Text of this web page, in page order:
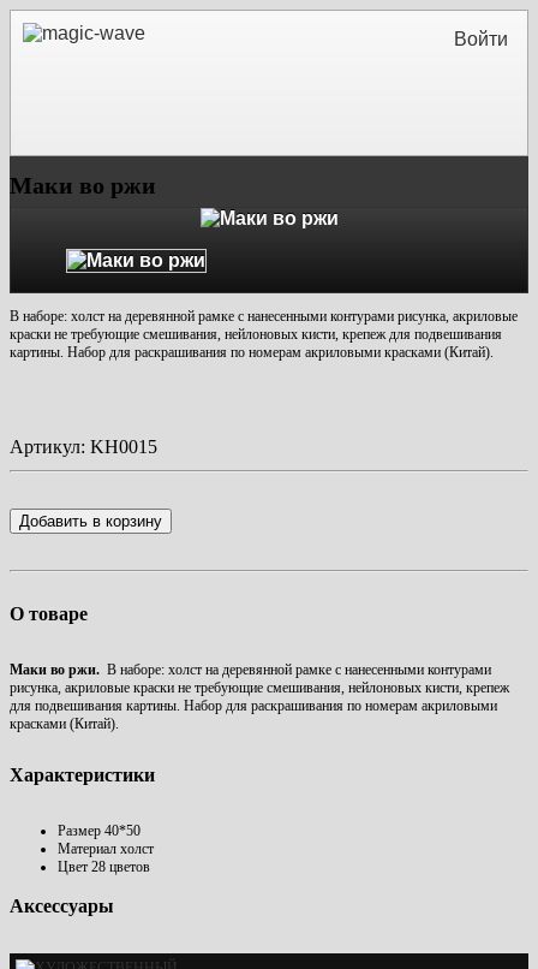
Войти
Маки во ржи
В наборе: холст на деревянной рамке с нанесенными контурами рисунка, акриловые
краски не требующие смешивания, нейлоновых кисти, крепеж для подвешивания
картины. Набор для раскрашивания по номерам акриловыми красками (Китай).
Артикул: KH0015
Добавить в корзину
О товаре
Маки во ржи. В наборе: холст на деревянной рамке с нанесенными контурами
рисунка, акриловые краски не требующие смешивания, нейлоновых кисти, крепеж
для подвешивания картины. Набор для раскрашивания по номерам акриловыми
красками (Китай).
Характеристики
Размер 40*50
Материал холст
Цвет 28 цветов
Аксессуары